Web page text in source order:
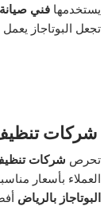
يستخدمهافني
تجعل البوتاجاز
شركات تنظيف
تحرص شركات تنظيف
العملاء بأسعار
البوتاجاز بالرياض